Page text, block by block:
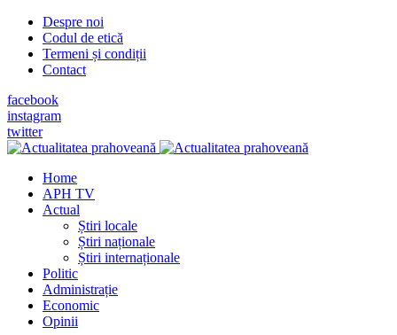
Despre noi
Codul de etică
Termeni și condiții
Contact
facebook
instagram
twitter
Home
APH TV
Actual
Știri locale
Știri naționale
Știri internaționale
Politic
Administrație
Economic
Opinii